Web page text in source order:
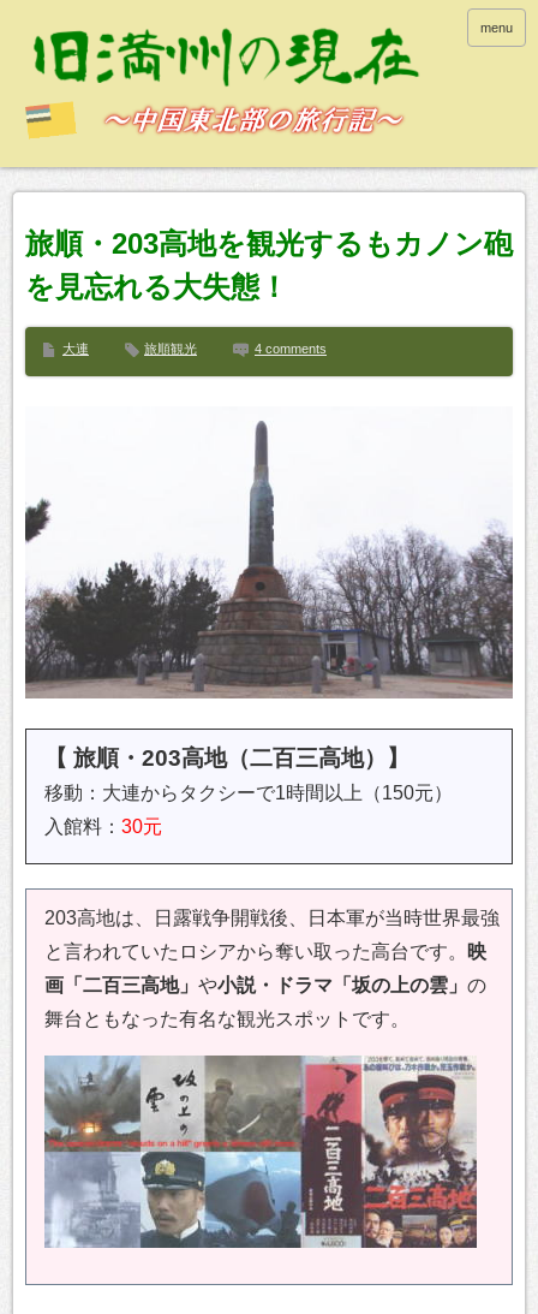
menu
旅順・203高地を観光するもカノン砲
を見忘れる大失態！
大連 旅順観光 4 comments
【 旅順・203高地（二百三高地）】
移動：大連からタクシーで1時間以上（150元）
入館料： 30元
203高地は、日露戦争開戦後、日本軍が当時世界最強
と言われていたロシアから奪い取った高台です。
映
画「二百三高地」 や小説・ドラマ「坂の上の雲」 の
舞台ともなった有名な観光スポットです。